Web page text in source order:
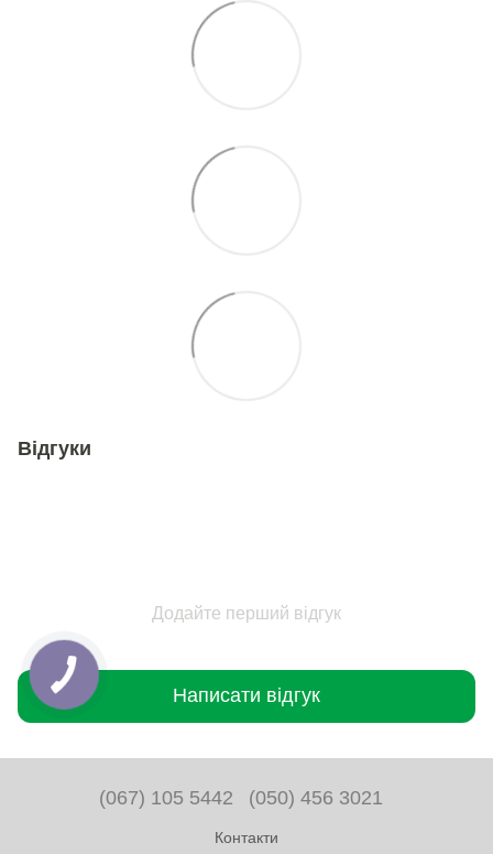
Відгуки
Додайте перший відгук
Написати відгук
(067) 105 5442 (050) 456 3021
Контакти